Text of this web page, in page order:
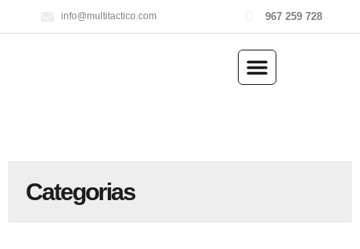
info@multitactico.com 967 259 728
Categorias